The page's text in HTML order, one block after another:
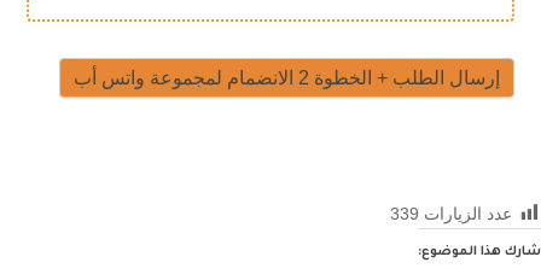
إرسال الطلب + الخطوة 2 الانضمام لمجموعة واتس أب
عدد الزيارات 339
شارك هذا الموضوع: